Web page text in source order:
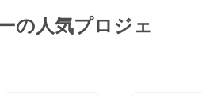
の人気プロジェ